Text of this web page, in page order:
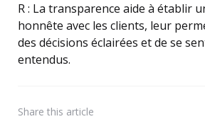
R : La transparence aide à établir
honnête avec les clients, leur
des décisions éclairées et de se
entendus.
Share this article